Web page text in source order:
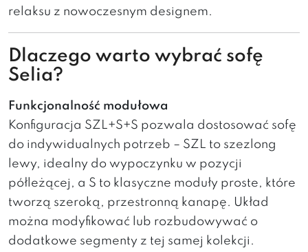
relaksu z nowoczesnym designem.
Dlaczego warto wybrać sofę
Selia?
Funkcjonalność modułowa
Konfiguracja SZL+S+S pozwala dostosować sofę
do indywidualnych potrzeb – SZL to szezlong
lewy, idealny do wypoczynku w pozycji
półleżącej, a S to klasyczne moduły proste, które
tworzą szeroką, przestronną kanapę. Układ
można modyfikować lub rozbudowywać o
dodatkowe segmenty z tej samej kolekcji.